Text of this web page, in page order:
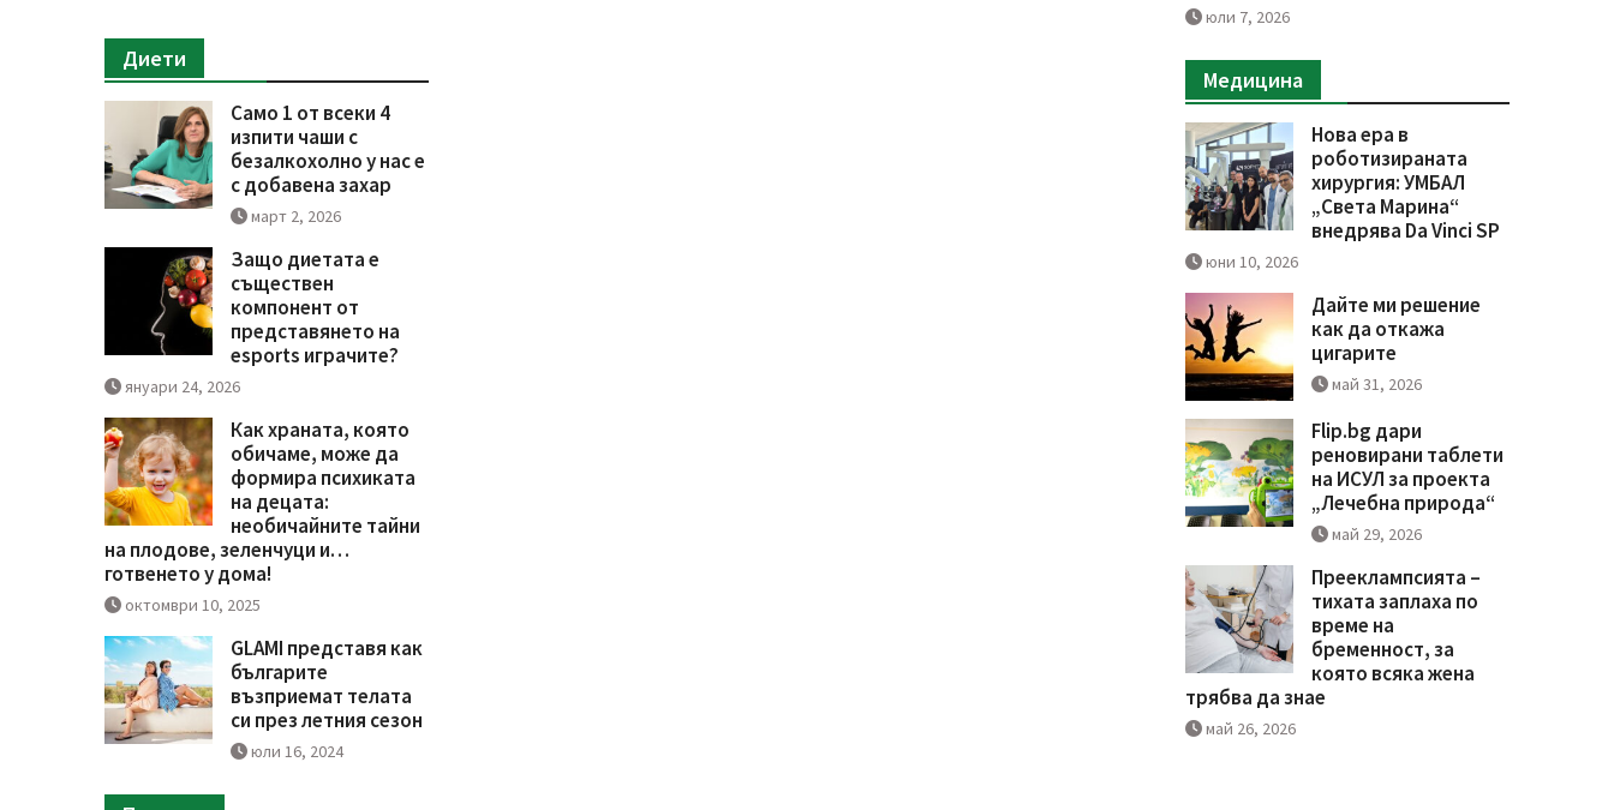
юли 7, 2026
Медицина
Нова ера в
роботизираната
хирургия: УМБАЛ
„Света Марина“
внедрява Da Vinci SP
юни 10, 2026
Дайте ми решение
как да откажа
цигарите
май 31, 2026
Flip.bg дари
реновирани таблети
на ИСУЛ за проекта
„Лечебна природа“
май 29, 2026
Прееклампсията –
тихата заплаха по
време на
бременност, за
която всяка жена
трябва да знае
май 26, 2026
Диети
Само 1 от всеки 4
изпити чаши с
безалкохолно у нас е
с добавена захар
март 2, 2026
Защо диетата е
съществен
компонент от
представянето на
esports играчите?
януари 24, 2026
Как храната, която
обичаме, може да
формира психиката
на децата:
необичайните тайни
на плодове, зеленчуци и…
готвенето у дома!
октомври 10, 2025
GLAMI представя как
българите
възприемат телата
си през летния сезон
юли 16, 2024